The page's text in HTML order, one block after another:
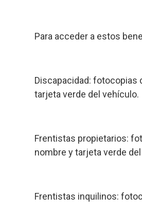
Para acceder a estos
Discapacidad: fotocopias
tarjeta verde del vehículo.
Frentistas propietarios:
nombre y tarjeta verde
Frentistas inquilinos: